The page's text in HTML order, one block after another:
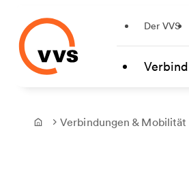
Zum Hauptinhalt springen
Der VVS
Frontpage
Verbindungen & Mobilität